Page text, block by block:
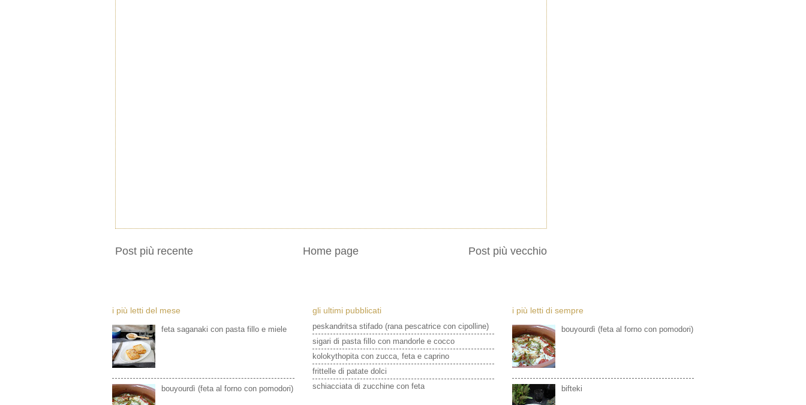
Post più recente Post più vecchio
Home page
i più letti del mese
feta saganaki con pasta fillo e miele
bouyourdì (feta al forno con pomodori)
gli ultimi pubblicati
peskandritsa stifado (rana pescatrice con cipolline)
sigari di pasta fillo con mandorle e cocco
kolokythopita con zucca, feta e caprino
frittelle di patate dolci
schiacciata di zucchine con feta
i più letti di sempre
bouyourdì (feta al forno con pomodori)
bifteki